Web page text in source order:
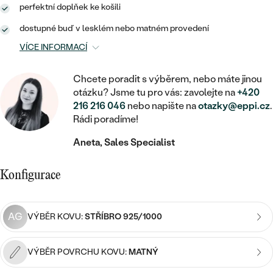
RUČNĚ RYTÉ
S VÝPLNÍ
DLE CENY
CENOVĚ DOSTUPNÉ
ZAČÍT S LAB-GROWN DIAMANTEM
ZAČÍT S BAREVNÝM DIAMANTEM
DLE DRAHOKAMU
DIAMANT
LAB-GROWN DIAMANT
MOISSANIT
BAREVNÝ DIAMANT
ČERNÝ DIAMANT
SALT AND PEPPER DIAMANT
BROŽE
DOPLŇKY
DLE MATERIÁLU
STŘÍBRO
PLATINA
DLE KAMENE
S DIAMANTY
DĚTSKÉ
PIERCING
DLE KAMENE
S DIAMANTY
S DRAHOKAMY
DLE CENY
CENOVĚ DOSTUPNÉ
LUXUSNÍ
ŘETÍZKY
VE TVARU SRDCE
SE ZVÍŘATY
DLE DRAHOKAMU
S DIAMANTY
S DRAHOKAMY
S PERLAMI
DLE CENY
STATEMENT
PERSONALIZOVANÉ
DLE DRAHOKAMU
S DRAHOKAMY
S PERLAMI
DLE CENY
perfektní doplňek ke košili
dostupné buď v lesklém nebo matném provedení
VÍCE INFORMACÍ
Chcete poradit s výběrem, nebo máte jinou
otázku? Jsme tu pro vás: zavolejte na+420
216 216 046 nebo napište naotazky@eppi.cz.
Rádi poradíme!
Aneta, Sales Specialist
Konfigurace
AG VÝBĚR KOVU:STŘÍBRO 925/1000
VÝBĚR POVRCHU KOVU:MATNÝ